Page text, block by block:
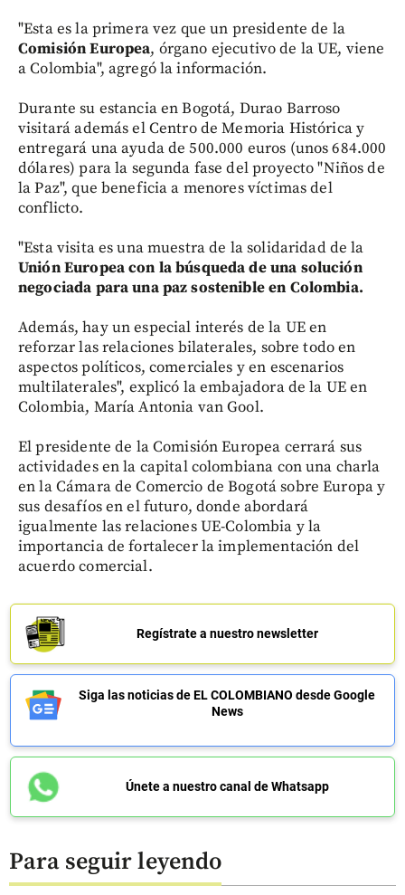
"Esta es la primera vez que un presidente de la
Comisión Europea, órgano ejecutivo de la UE, viene
a Colombia", agregó la información.
Durante su estancia en Bogotá, Durao Barroso
visitará además el Centro de Memoria Histórica y
entregará una ayuda de 500.000 euros (unos 684.000
dólares) para la segunda fase del proyecto "Niños de
la Paz", que beneficia a menores víctimas del
conflicto.
"Esta visita es una muestra de la solidaridad de la
Unión Europea con la búsqueda de una solución
negociada para una paz sostenible en Colombia.
Además, hay un especial interés de la UE en
reforzar las relaciones bilaterales, sobre todo en
aspectos políticos, comerciales y en escenarios
multilaterales", explicó la embajadora de la UE en
Colombia, María Antonia van Gool.
El presidente de la Comisión Europea cerrará sus
actividades en la capital colombiana con una charla
en la Cámara de Comercio de Bogotá sobre Europa y
sus desafíos en el futuro, donde abordará
igualmente las relaciones UE-Colombia y la
importancia de fortalecer la implementación del
acuerdo comercial.
Regístrate a nuestro newsletter
Siga las noticias de EL COLOMBIANO desde Google
News
Únete a nuestro canal de Whatsapp
Para seguir leyendo